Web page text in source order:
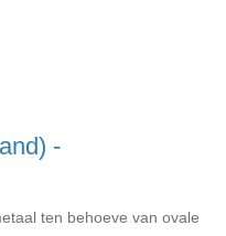
-
ten behoeve van ovale